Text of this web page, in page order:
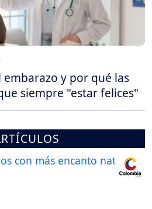
y por qué las
siempre "estar felices"